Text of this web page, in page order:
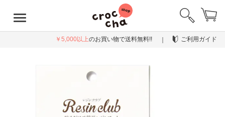
￥5,000以上のお買い物で送料無料!! ご利用ガイド